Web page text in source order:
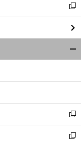
く
新
し
い
ウ
ィ
ン
ウ
開
く
新
し
い
新